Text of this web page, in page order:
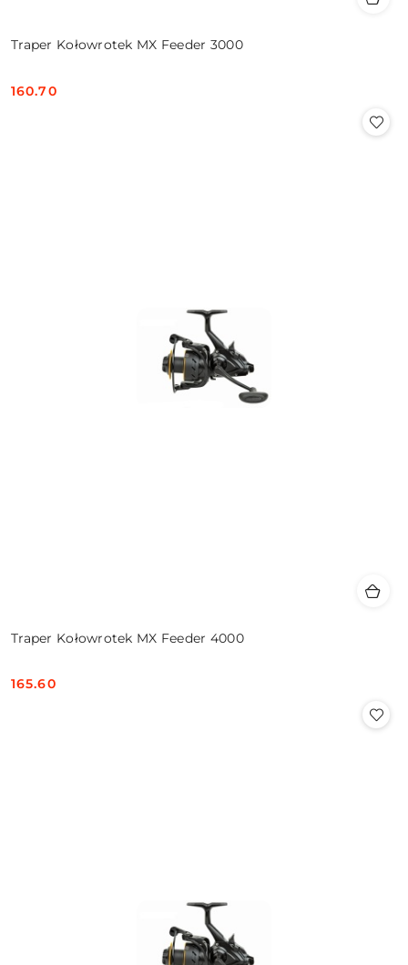
Traper Kołowrotek MX Feeder 3000
Cena:
160.70
Traper Kołowrotek MX Feeder 4000
Cena:
165.60